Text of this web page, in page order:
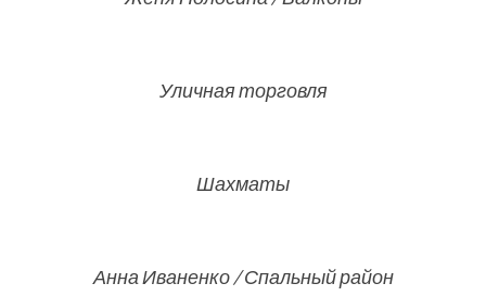
Уличная торговля
Шахматы
Анна Иваненко / Спальный район